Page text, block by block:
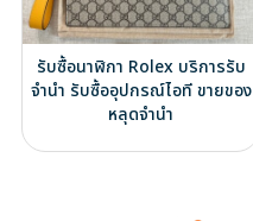
รับซื้อนาฬิกา Rolex บริการรับ
จำนำ รับซื้ออุปกรณ์ไอที ขายของ
หลุดจำนำ